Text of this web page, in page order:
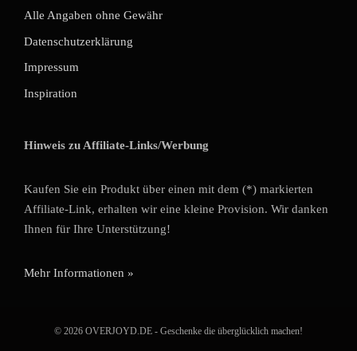
Alle Angaben ohne Gewähr
Datenschutzerklärung
Impressum
Inspiration
Hinweis zu Affiliate-Links/Werbung
Kaufen Sie ein Produkt über einen mit dem (*) markierten
Affiliate-Link, erhalten wir eine kleine Provision. Wir danken
Ihnen für Ihre Unterstützung!
Mehr Informationen »
© 2026 OVERJOYD.DE - Geschenke die überglücklich machen!